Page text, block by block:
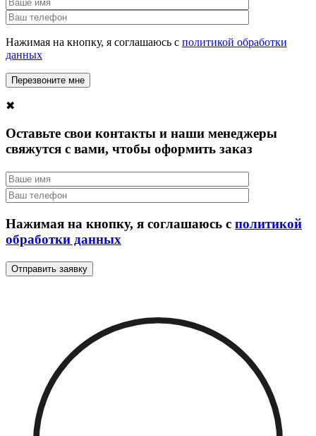
Нажимая на кнопку, я соглашаюсь с политикой обработки
данных
✖
Оставьте свои контакты и наши менеджеры
свяжутся с вами, чтобы оформить заказ
Нажимая на кнопку, я соглашаюсь с политикой
обработки данных